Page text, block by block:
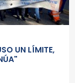
UN LÍMITE,